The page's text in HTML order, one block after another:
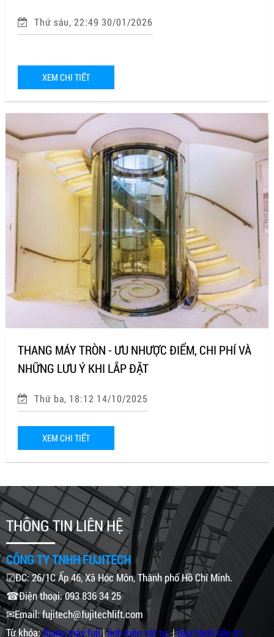
Thứ sáu, 22:49 30/01/2026
XEM CHI TIẾT
THANG MÁY TRÒN - ƯU NHƯỢC ĐIỂM, CHI PHÍ VÀ
NHỮNG LƯU Ý KHI LẮP ĐẶT
Thứ ba, 18:12 14/10/2025
XEM CHI TIẾT
THÔNG TIN LIÊN HỆ
CÔNG TY TNHH FUJITECH
☑ĐC: 26/1C Ấp 46, Xã Hóc Môn, Thành phố Hồ Chí Minh.
☎Điện thoại: 093 836 34 25
✉Email: fujitech@fujitechlift.com
Từ khóa:thang máy fuji|linh kiện vật tư|bảo hành bảo trì